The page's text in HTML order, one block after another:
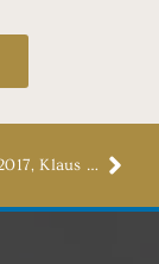
† 27. Februar 2017, Klaus Dieter Fechtmann